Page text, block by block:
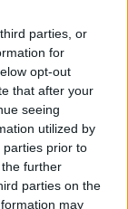
parties, or
for
opt-out
that after your
seeing
utilized by
parties prior to
further
parties on the
may